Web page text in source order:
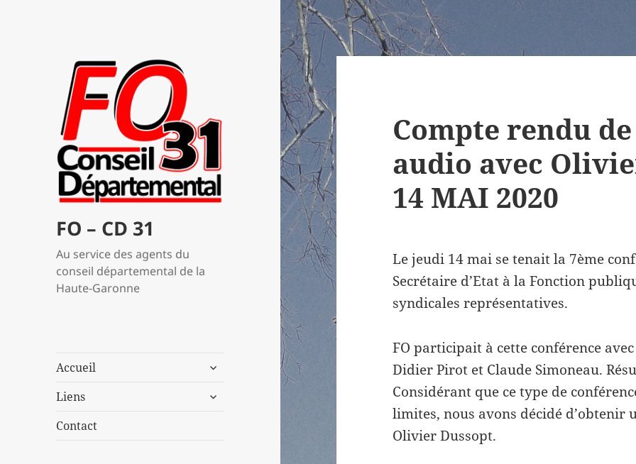
FO – CD 31
Au service des agents du
conseil départemental de la
Haute-Garonne
Accueil
ouvrir
sous-
Liens
ouvrir
Contact
Compte rendu
audio avec
14 MAI 2020
Le jeudi 14 mai se tenait la 7ème
Secrétaire d’Etat à la Fonction
syndicales représentatives.
FO participait à cette conférence
Didier Pirot et Claude Simoneau.
Considérant que ce type de
limites, nous avons décidé
Olivier Dussopt.